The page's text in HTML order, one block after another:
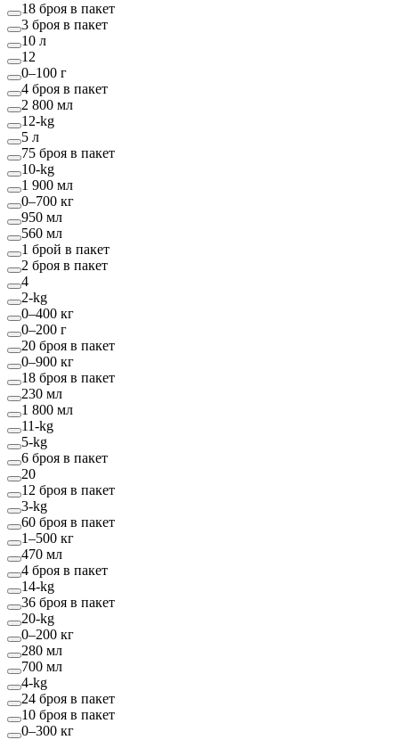
18 броя в пакет
3 броя в пакет
10 л
12
0–100 г
4 броя в пакет
2 800 мл
12-kg
5 л
75 броя в пакет
10-kg
1 900 мл
0–700 кг
950 мл
560 мл
1 брой в пакет
2 броя в пакет
4
2-kg
0–400 кг
0–200 г
20 броя в пакет
0–900 кг
18 броя в пакет
230 мл
1 800 мл
11-kg
5-kg
6 броя в пакет
20
12 броя в пакет
3-kg
60 броя в пакет
1–500 кг
470 мл
4 броя в пакет
14-kg
36 броя в пакет
20-kg
0–200 кг
280 мл
700 мл
4-kg
24 броя в пакет
10 броя в пакет
0–300 кг